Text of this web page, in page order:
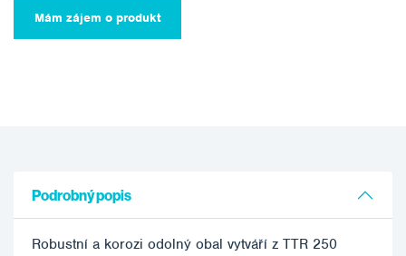
Mám zájem o produkt
Podrobný popis
Robustní a korozi odolný obal vytváří z TTR 250